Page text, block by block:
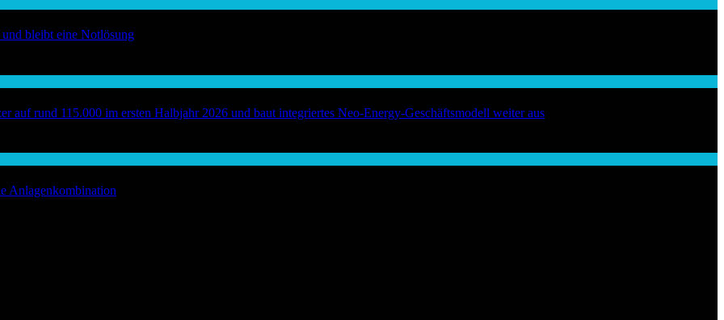
bleibt eine Notlösung
rund 115.000 im ersten Halbjahr 2026 und baut integriertes Neo-Energy-Geschäftsmodell weiter aus
Anlagenkombination